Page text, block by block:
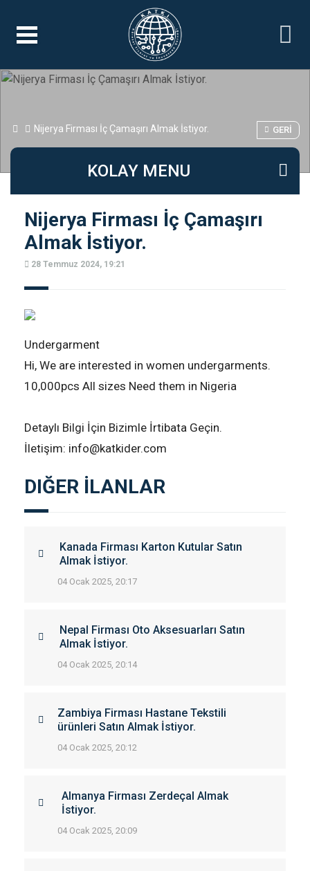
Nijerya Firması İç Çamaşırı Almak İstiyor. GERI
KOLAY MENU
Nijerya Firması İç Çamaşırı
Almak İstiyor.
28 Temmuz 2024, 19:21
Undergarment
Hi, We are interested in women undergarments.
10,000pcs All sizes Need them in Nigeria
Detaylı Bilgi İçin Bizimle İrtibata Geçin.
İletişim: info@katkider.com
DIĞER İLANLAR
Kanada Firması Karton Kutular Satın
Almak İstiyor.
04 Ocak 2025, 20:17
Nepal Firması Oto Aksesuarları Satın
Almak İstiyor.
04 Ocak 2025, 20:14
Zambiya Firması Hastane Tekstili
ürünleri Satın Almak İstiyor.
04 Ocak 2025, 20:12
Almanya Firması Zerdeçal Almak
İstiyor.
04 Ocak 2025, 20:09